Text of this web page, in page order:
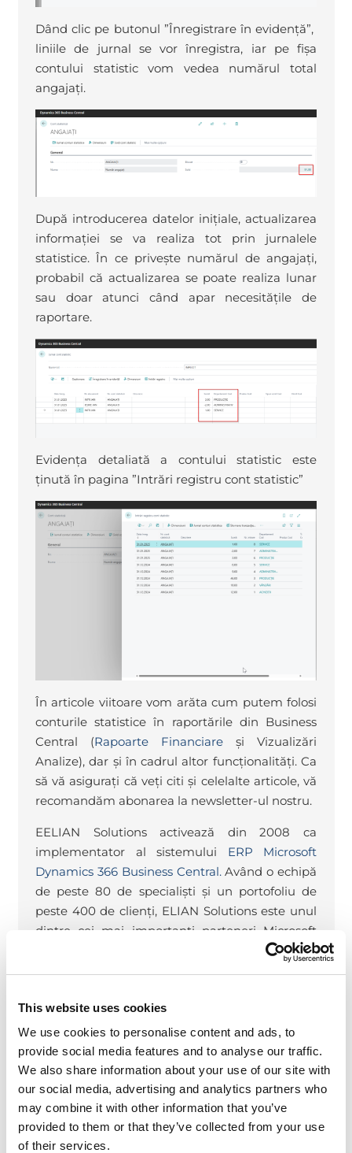
This website uses cookies
We use cookies to personalise content and ads, to
provide social media features and to analyse our traffic.
We also share information about your use of our site with
our social media, advertising and analytics partners who
may combine it with other information that you’ve
provided to them or that they’ve collected from your use
of their services.
Dând clic pe butonul ”Înregistrare în evidență”,
liniile de jurnal se vor înregistra, iar pe fișa
contului statistic vom vedea numărul total
angajați.
După introducerea datelor inițiale, actualizarea
informației se va realiza tot prin jurnalele
statistice. În ce privește numărul de angajați,
probabil că actualizarea se poate realiza lunar
sau doar atunci când apar necesitățile de
raportare.
Evidența detaliată a contului statistic este
ținută în pagina ”Intrări registru cont statistic”
În articole viitoare vom arăta cum putem folosi
conturile statistice în raportările din Business
Central (Rapoarte Financiare și Vizualizări
Analize), dar și în cadrul altor funcționalități. Ca
să vă asigurați că veți citi și celelalte articole, vă
recomandăm abonarea la newsletter-ul nostru.
EELIAN Solutions activează din 2008 ca
implementator al sistemului ERP Microsoft
Dynamics 366 Business Central.Având o echipă
de peste 80 de specialiști și un portofoliu de
peste 400 de clienți, ELIAN Solutions este unul
dintre cei mai importanți parteneri Microsoft
Vrei să fii la curent cu funcționalitățile
Dynamics Business Central și să afli
noutăți despre sistemele ERP și
tehnologiile pentru afaceri?
Atunci, abonează-te la Newsletter-ul
lunar furnizat de către ELIAN
Solutions